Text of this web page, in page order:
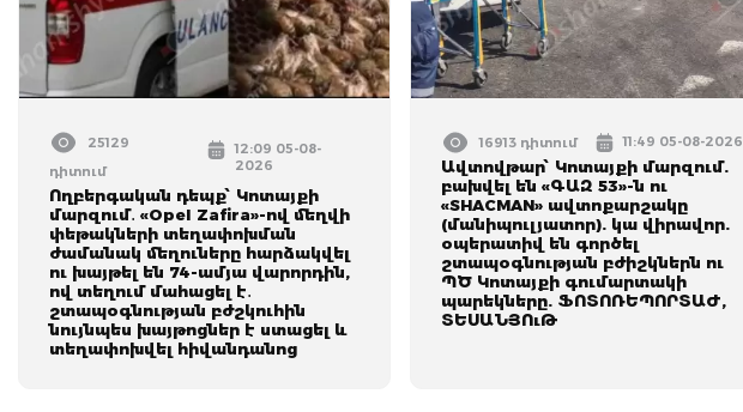
25129
դիտում
12:09 05-08-
2026
Ողբերգական դեպք՝ Կոտայքի
մարզում․ «Opel Zafira»-ով մեղվի
փեթակների տեղափոխման
ժամանակ մեղուները հարձակվել
ու խայթել են 74-ամյա վարորդին,
ով տեղում մահացել է․
շտապօգնության բժշկուհին
նույնպես խայթոցներ է ստացել և
տեղափոխվել հիվանդանոց
16913 դիտում 11:49 05-08-2026
Ավտովթար՝ Կոտայքի մարզում.
բախվել են «ԳԱԶ 53»-ն ու
«SHACMAN» ավտոքարշակը
(մանիպուլյատոր). կա վիրավոր.
օպերատիվ են գործել
շտապօգնության բժիշկներն ու
ՊԾ Կոտայքի գումարտակի
պարեկները. ՖՈՏՈՌԵՊՈՐՏԱԺ,
ՏԵՍԱՆՅՈւԹ